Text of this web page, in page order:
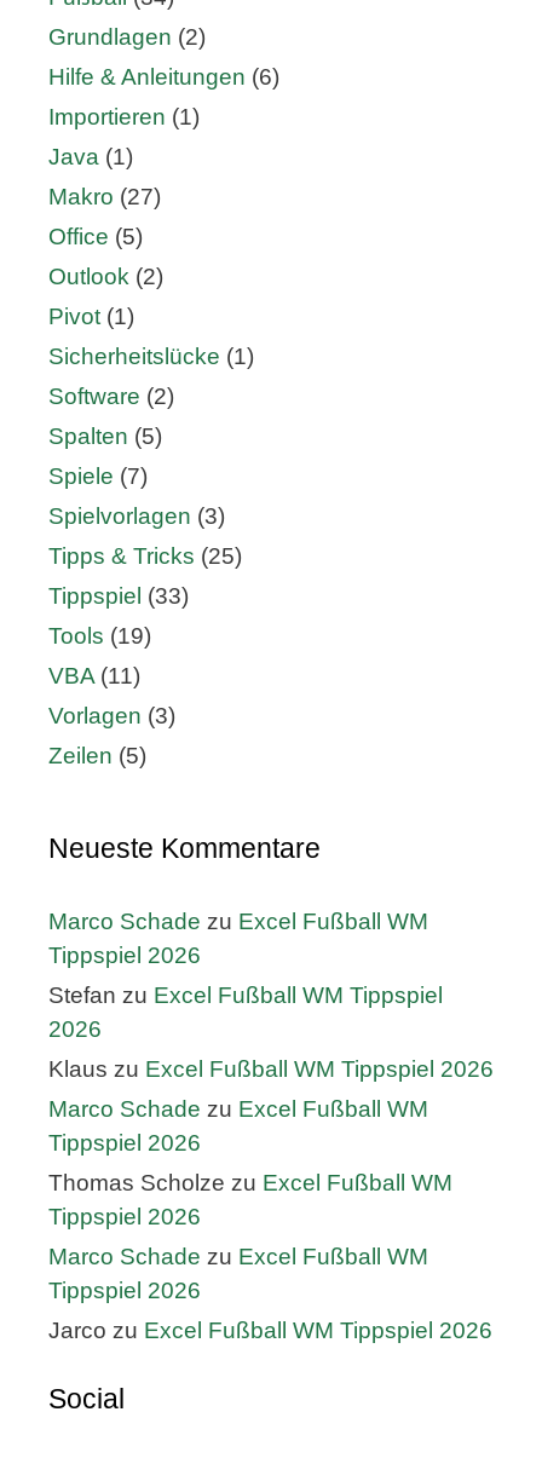
Grundlagen (2)
Hilfe & Anleitungen (6)
Importieren (1)
Java (1)
Makro (27)
Office (5)
Outlook (2)
Pivot (1)
Sicherheitslücke (1)
Software (2)
Spalten (5)
Spiele (7)
Spielvorlagen (3)
Tipps & Tricks (25)
Tippspiel (33)
Tools (19)
VBA (11)
Vorlagen (3)
Zeilen (5)
Neueste Kommentare
Marco Schade zu Excel Fußball WM
Tippspiel 2026
Stefan zu Excel Fußball WM Tippspiel
2026
Klaus zu Excel Fußball WM Tippspiel 2026
Marco Schade zu Excel Fußball WM
Tippspiel 2026
Thomas Scholze zu Excel Fußball WM
Tippspiel 2026
Marco Schade zu Excel Fußball WM
Tippspiel 2026
Jarco zu Excel Fußball WM Tippspiel 2026
Social